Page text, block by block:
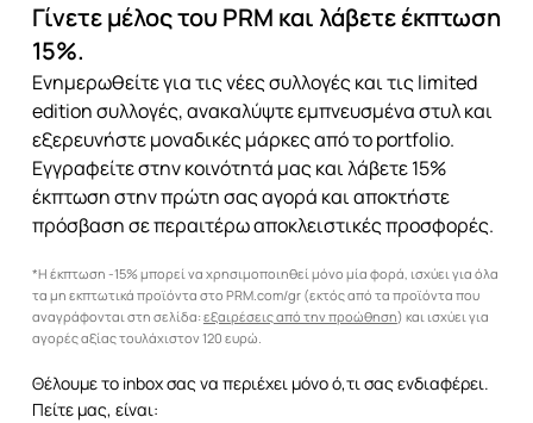
Γίνετε μέλος του PRM και λάβετε έκπτωση
15%.
Ενημερωθείτε για τις νέες συλλογές και τις limited
edition συλλογές, ανακαλύψτε εμπνευσμένα στυλ και
εξερευνήστε μοναδικές μάρκες από το portfolio.
Εγγραφείτε στην κοινότητά μας και λάβετε 15%
έκπτωση στην πρώτη σας αγορά και αποκτήστε
πρόσβαση σε περαιτέρω αποκλειστικές προσφορές.
*Η έκπτωση -15% μπορεί να χρησιμοποιηθεί μόνο μία φορά, ισχύει για όλα
τα μη εκπτωτικά προϊόντα στο PRM.com/gr (εκτός από τα προϊόντα που
αναγράφονται στη σελίδα: εξαιρέσεις από την προώθηση) και ισχύει για
αγορές αξίας τουλάχιστον 120 ευρώ.
Θέλουμε το inbox σας να περιέχει μόνο ό,τι σας ενδιαφέρει.
Πείτε μας, είναι: